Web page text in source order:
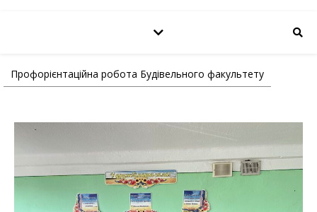
Профорієнтаційна робота Будівельного факультету